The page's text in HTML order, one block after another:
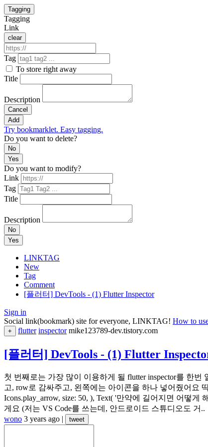
Tagging
Tagging
Link
clear
Tag
To store right away
Title
Description
Cancel
Add
Try bookmarklet. Easy tagging.
Do you want to delete?
No
Yes
Do you want to modify?
Link
Tag
Title
Description
No
Yes
LINKTAG
New
Tag
Comment
[플러터] DevTools - (1) Flutter Inspector
Sign in
Social link(bookmark) site for everyone, LINKTAG! How to
+ flutter inspector mike123789-dev.tistory.com
[플러터] DevTools - (1) Flutter
첫 번째로는 가장 많이 이용하게 될 flutter inspector를 한
고, row로 감싸주고, 왼쪽에는 아이콘을 하나 넣어줬어요
Icons.play_arrow, size: 50, ), Text( '만약에 길어지면 어떻
게요 (저는 VS Code를 쓰는데, 안드로이드 스튜디오도 거..
wono 3 years ago | tweet